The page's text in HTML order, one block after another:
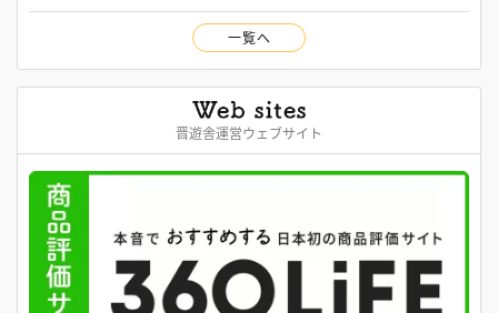
一覧へ
晋遊舎運営ウェブサイト